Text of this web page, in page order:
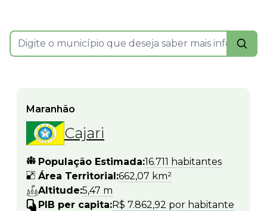
Maranhão
Cajari
População Estimada:16.711 habitantes
Área Territorial:662,07 km²
Altitude:5,47 m
PIB per capita:R$ 7.862,92 por habitante